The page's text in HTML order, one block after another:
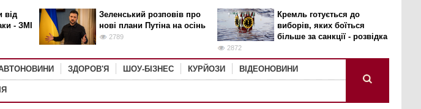
від
- ЗМІ
Зеленський розповів про
нові плани Путіна на осінь
2789
Кремль готується до
виборів, яких боїться
більше за санкції - розвідка
2872
ЗДОРОВ'Я ШОУ-БІЗНЕС КУРЙОЗИ ВІДЕОНОВИНИ